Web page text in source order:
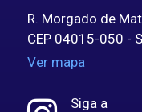
R. Morgado de
CEP 04015-050 -
Ver mapa
Siga a